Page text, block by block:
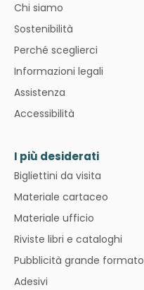
Chi siamo
Sostenibilità
Perché sceglierci
Informazioni legali
Assistenza
Accessibilità
I più desiderati
Bigliettini da visita
Materiale cartaceo
Materiale ufficio
Riviste libri e cataloghi
Pubblicità grande formato
Adesivi